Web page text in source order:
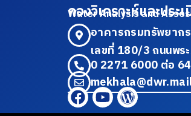
กองวิเคราะห์และปร
Water Analysis and
อาคารกรมทรัพยาก
เลขที่ 180/3 ถนนพ
0 2271 6000 ต่อ